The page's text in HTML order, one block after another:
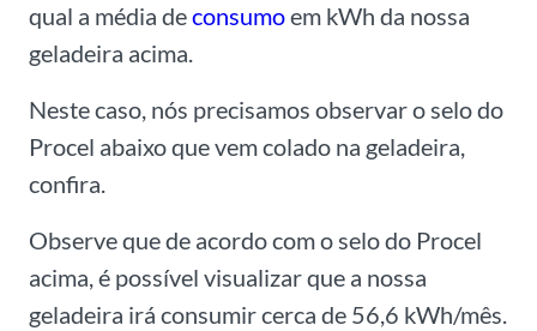
qual a média deconsumoem kWh da nossa
geladeira acima.
Neste caso, nós precisamos observar o selo do
Procel abaixo que vem colado na geladeira,
confira.
Observe que de acordo com o selo do Procel
acima, é possível visualizar que a nossa
geladeira irá consumir cerca de 56,6 kWh/mês.